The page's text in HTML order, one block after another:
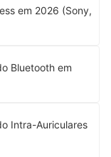
em 2026 (Sony,
Bluetooth em
Intra-Auriculares